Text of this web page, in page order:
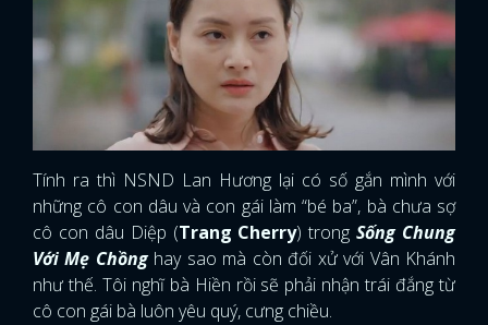
Tính ra thì NSND Lan Hương lại có số gắn mình với
những cô con dâu và con gái làm “bé ba”, bà chưa sợ
cô con dâu Diệp (Trang Cherry) trongSống Chung
Với Mẹ Chồng hay sao mà còn đối xử với Vân Khánh
như thế. Tôi nghĩ bà Hiền rồi sẽ phải nhận trái đắng từ
cô con gái bà luôn yêu quý, cưng chiều.